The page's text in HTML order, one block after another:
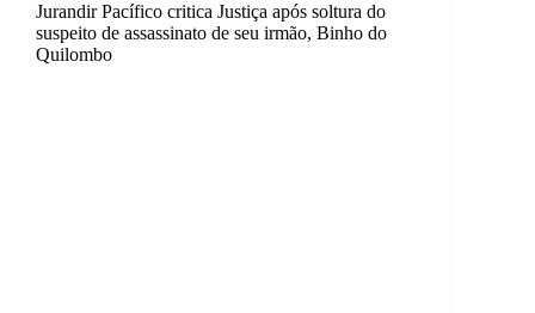
Jurandir Pacífico critica Justiça após soltura do
suspeito de assassinato de seu irmão, Binho do
Quilombo